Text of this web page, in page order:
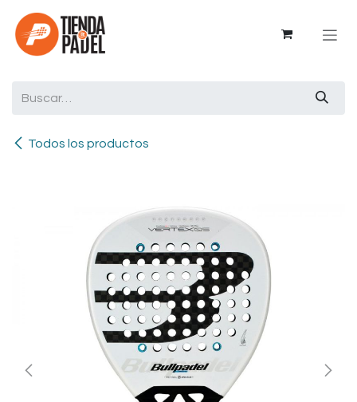
Ir al contenido
Todos los productos